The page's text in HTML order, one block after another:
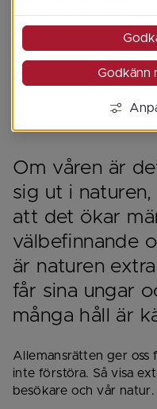
Om våren är
sig ut i
att det ökar
välbefinnande
är naturen
får sina ungar
många håll är
Allemansrätten ger oss
inte förstöra. Så visa
besökare och vår natur.
Godkänn